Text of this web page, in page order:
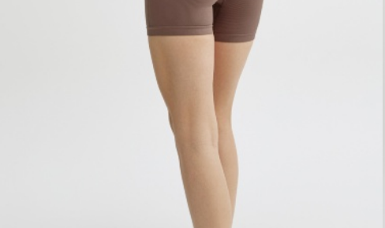
ПРИМЕРИТЬ ОНЛАЙН
SELA × HELLO KITTY
РАСПРОДАЖА ДО -60%
ПОДАРОЧНЫЕ СЕРТИФИКАТЫ
НА СЛУЧАЙ ПОНЕДЕЛЬНИКА
КОНСТРУКТОР ГАРДЕРОБА